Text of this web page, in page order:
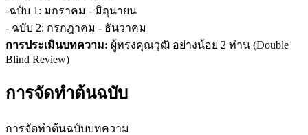
-ฉบับ 1: มกราคม - มิถุนายน
- ฉบับ 2: กรกฎาคม - ธันวาคม
การประเมินบทความ: ผู้ทรงคุณวุฒิ อย่างน้อย 2 ท่าน (Double
Blind Review)
การจัดทำต้นฉบับ
การจัดทำต้นฉบับบทความ